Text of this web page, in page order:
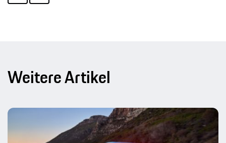
Weitere Artikel